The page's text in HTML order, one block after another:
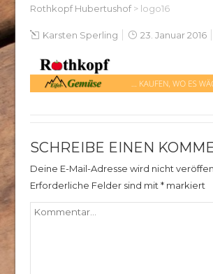
Rothkopf Hubertushof> logo16
Karsten Sperling 23. Januar 2016
SCHREIBE EINEN
Deine E-Mail-Adresse wird nicht
Erforderliche Felder sind mit*markiert